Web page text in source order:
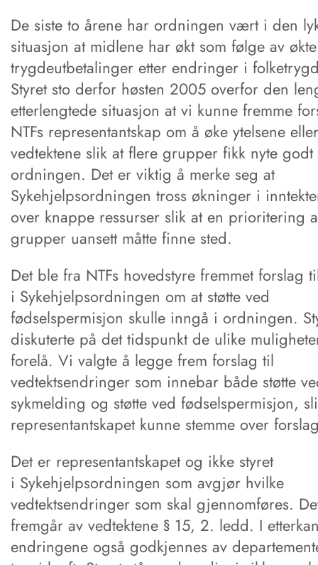
De siste to årene har ordningen vært i den
situasjon at midlene har økt som følge av økte
trygdeutbetalinger etter endringer i
Styret sto derfor høsten 2005 overfor den
etterlengtede situasjon at vi kunne fremme
NTFs representantskap om å øke ytelsene
vedtektene slik at flere grupper fikk nyte godt
ordningen. Det er viktig å merke seg at
Sykehjelpsordningen tross økninger i
over knappe ressurser slik at en prioritering
grupper uansett måtte finne sted.
Det ble fra NTFs hovedstyre fremmet forslag
i Sykehjelpsordningen om at støtte ved
fødselspermisjon skulle inngå i ordningen.
diskuterte på det tidspunkt de ulike
forelå. Vi valgte å legge frem forslag til
vedtektsendringer som innebar både støtte
sykmelding og støtte ved fødselspermisjon,
representantskapet kunne stemme over
Det er representantskapet og ikke styret
i Sykehjelpsordningen som avgjør hvilke
vedtektsendringer som skal gjennomføres.
fremgår av vedtektene § 15, 2. ledd. I
endringene også godkjennes av